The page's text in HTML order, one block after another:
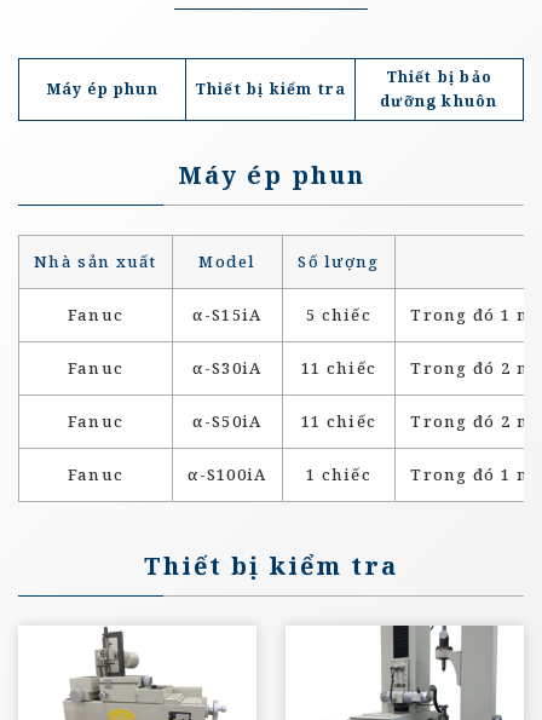
Máy ép phun Thiết bị kiểm tra
Thiết bị bảo
dưỡng khuôn
Máy ép phun
Nhà sản xuất Model Số lượng
Fanuc α-S15iA 5 chiếc Trong đó 1
Fanuc α-S30iA 11 chiếc Trong đó 2
Fanuc α-S50iA 11 chiếc Trong đó 2
Fanuc α-S100iA 1 chiếc Trong đó 1
Thiết bị kiểm tra